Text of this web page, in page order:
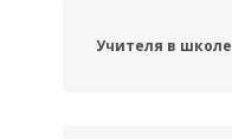
Учителя в школе